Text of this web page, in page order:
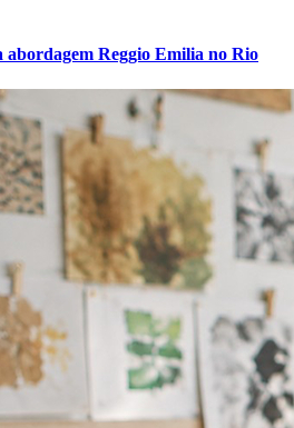
abordagem Reggio Emilia no Rio